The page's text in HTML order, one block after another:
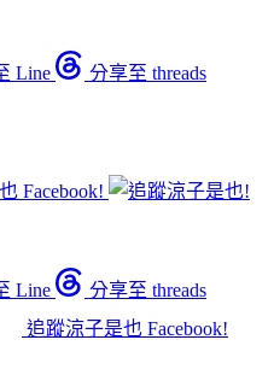
Line 分享至 threads
Facebook!
Line 分享至 threads
追蹤涼子是也 Facebook!